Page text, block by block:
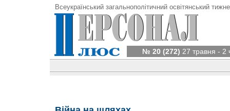
Всеукраїнський загальнополітичний освітянський
№ 20 (272) 27 травня - 2